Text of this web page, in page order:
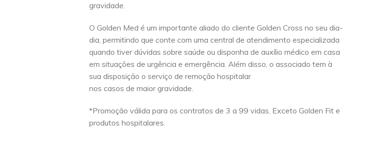
gravidade.
O Golden Med é um importante aliado do cliente Golden Cross no seu dia-
dia, permitindo que conte com uma central de atendimento especializada
quando tiver dúvidas sobre saúde ou disponha de auxílio médico em casa
em situações de urgência e emergência. Além disso, o associado tem à
sua disposição o serviço de remoção hospitalar
nos casos de maior gravidade.
*Promoção válida para os contratos de 3 a 99 vidas. Exceto Golden Fit e
produtos hospitalares.